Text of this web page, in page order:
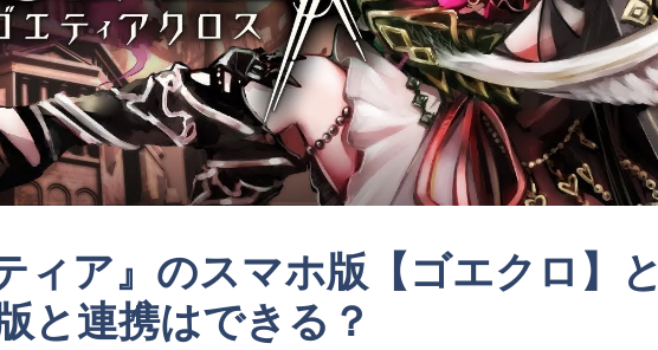
ィア』のスマホ版【ゴエクロ】と
と連携はできる？